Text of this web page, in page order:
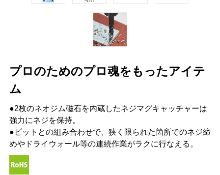
プロのためのプロ魂をもったアイテ
ム
●2枚のネオジム磁石を内蔵したネジマグキャッチャーは
強力にネジを保持。
●ビットとの組み合わせで、狭く限られた箇所でのネジ締
めやドライウォール等の連続作業がラクに行なえる。